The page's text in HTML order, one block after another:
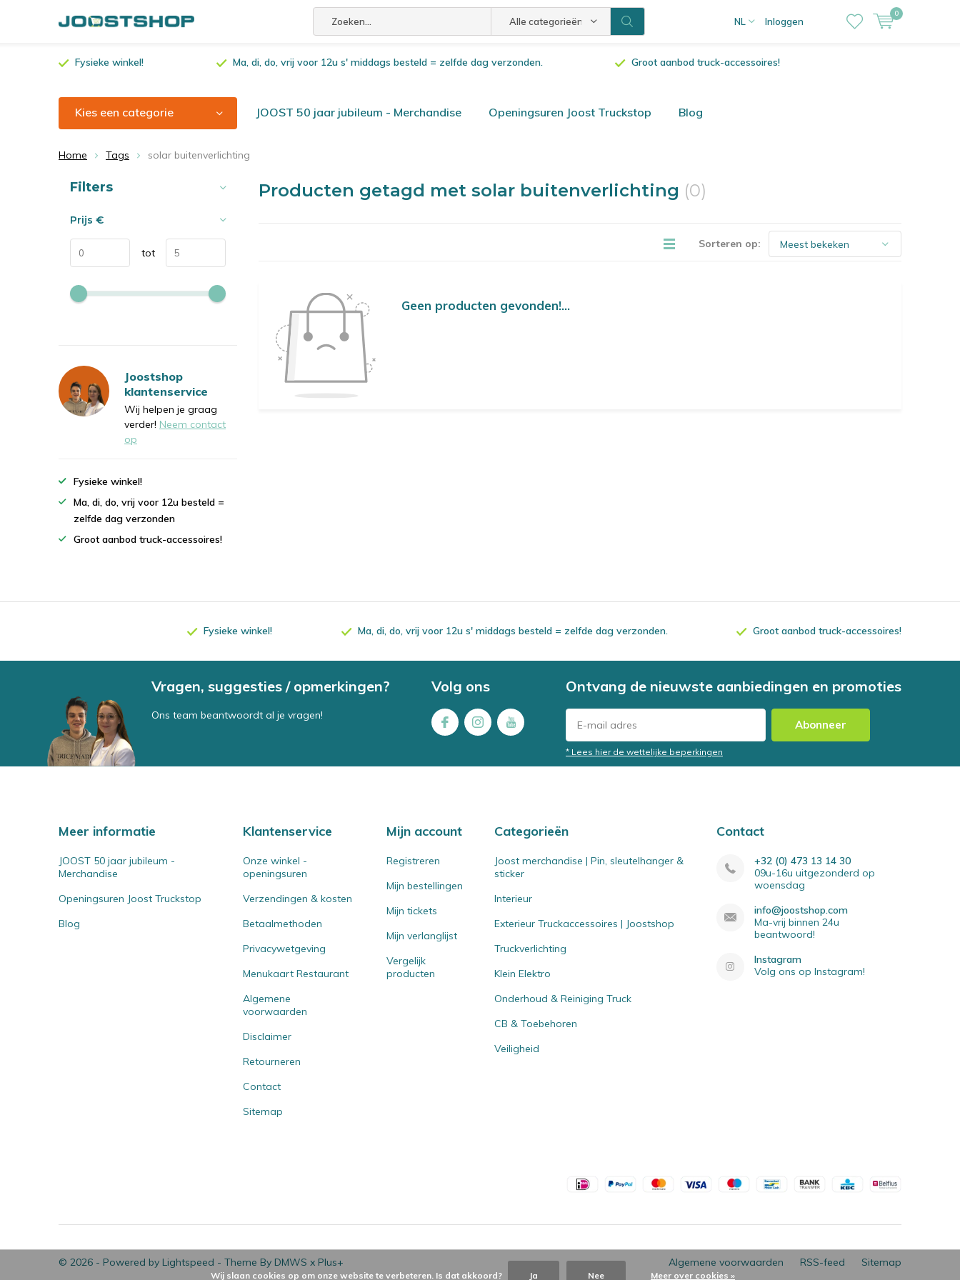
Alle categorieën NL Inloggen
0
Fysieke winkel! Ma, di, do, vrij voor 12u s' middags besteld = zelfde dag verzonden. Groot aanbod truck-accessoires!
Kies een categorie JOOST 50 jaar jubileum - Merchandise Openingsuren Joost Truckstop Blog
Home Tags solar buitenverlichting
Producten getagd met solar buitenverlichting (0)
Sorteren op:
Geen producten gevonden!...
Sorteren op:
Filters
Prijs €
tot
Joostshop
klantenservice
Wij helpen je graag
verder! Neem contact
op
Fysieke winkel!
Ma, di, do, vrij voor 12u besteld =
zelfde dag verzonden
Groot aanbod truck-accessoires!
Fysieke winkel! Ma, di, do, vrij voor 12u s' middags besteld = zelfde dag verzonden. Groot aanbod truck-accessoires!
Vragen, suggesties / opmerkingen?
Ons team beantwoordt al je vragen!
Volg ons Ontvang de nieuwste aanbiedingen en promoties
Abonneer
* Lees hier de wettelijke beperkingen
Meer informatie
JOOST 50 jaar jubileum -
Merchandise
Openingsuren Joost Truckstop
Blog
Klantenservice
Onze winkel -
openingsuren
Verzendingen & kosten
Betaalmethoden
Privacywetgeving
Menukaart Restaurant
Algemene
voorwaarden
Disclaimer
Retourneren
Contact
Sitemap
Mijn account
Registreren
Mijn bestellingen
Mijn tickets
Mijn verlanglijst
Vergelijk
producten
Categorieën
Joost merchandise | Pin, sleutelhanger &
sticker
Interieur
Exterieur Truckaccessoires | Joostshop
Truckverlichting
Klein Elektro
Onderhoud & Reiniging Truck
CB & Toebehoren
Veiligheid
Contact
+32 (0) 473 13 14 30
09u-16u uitgezonderd op
woensdag
info@joostshop.com
Ma-vrij binnen 24u
beantwoord!
Instagram
Volg ons op Instagram!
© 2026 - Powered by Lightspeed - Theme By DMWS x Plus+ Algemene voorwaarden RSS-feed Sitemap
Wij slaan cookies op om onze website te verbeteren. Is dat akkoord? Ja Nee Meer over cookies »